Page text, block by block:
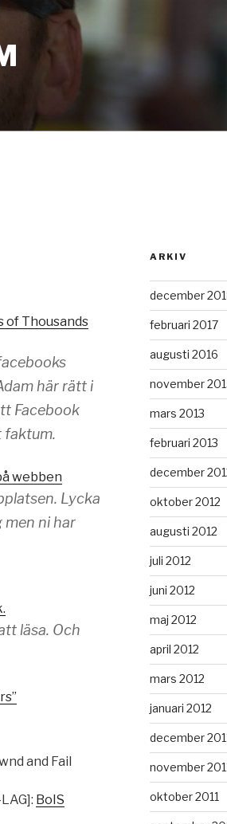
of Thousands
här rätt i
Facebook
faktum.
webben
Lycka
men ni har
läsa. Och
and Fail
BoIS
ARKIV
december
februari 2017
augusti 2016
november
mars 2013
februari 2013
december
oktober 2012
augusti 2012
juli 2012
juni 2012
maj 2012
april 2012
mars 2012
januari 2012
december
november
oktober 2011